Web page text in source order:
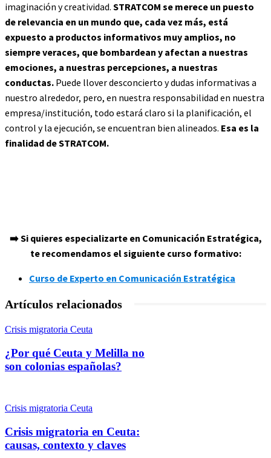
imaginación y creatividad. STRATCOM se merece un puesto
de relevancia en un mundo que, cada vez más, está
expuesto a productos informativos muy amplios, no
siempre veraces, que bombardean y afectan a nuestras
emociones, a nuestras percepciones, a nuestras
conductas. Puede llover desconcierto y dudas informativas a
nuestro alrededor, pero, en nuestra responsabilidad en nuestra
empresa/institución, todo estará claro si la planificación, el
control y la ejecución, se encuentran bien alineados. Esa es la
finalidad de STRATCOM.
➡️ Si quieres especializarte en Comunicación Estratégica,
te recomendamos el siguiente curso formativo:
Curso de Experto en Comunicación Estratégica
Artículos relacionados
Crisis migratoria Ceuta
¿Por qué Ceuta y Melilla no
son colonias españolas?
Crisis migratoria Ceuta
Crisis migratoria en Ceuta:
causas, contexto y claves